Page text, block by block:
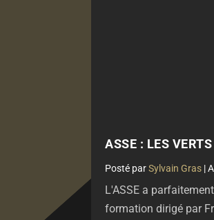
ASSE : LES
parSylvain Gras |
L'ASSE a
formation dirigé par